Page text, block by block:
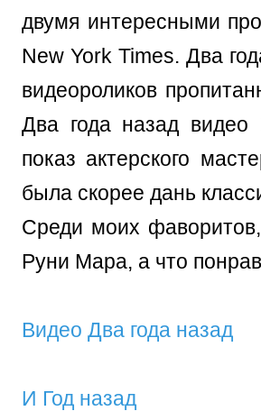
двумя интересными
New York Times. Два
видеороликов
Два года назад
показ актерского
была скорее дань
Среди моих
Руни Мара, а что
Видео Два года назад
И Год назад